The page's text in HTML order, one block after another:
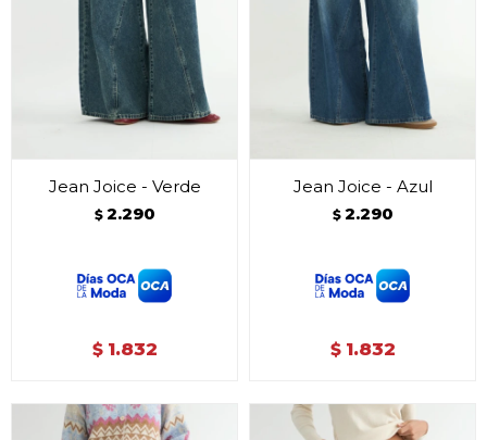
Jean Joice - Verde
$ 2.290
$ 1.832
Jean Joice - Azul
$ 2.290
$ 1.832